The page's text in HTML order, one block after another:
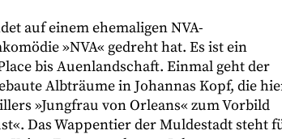
auf einem ehemaligen NVA-
»NVA« gedreht hat. Es ist ein
bis Auenlandschaft. Einmal geht der
Albträume in Johannas Kopf, die
»Jungfrau von Orleans« zum Vorbild
Das Wappentier der Muldestadt steht